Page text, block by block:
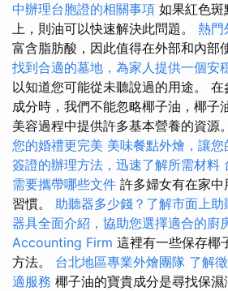
中辦理台胞證的相關事項 如果紅色斑
上，則油可以快速解決此問題。 熱門
富含脂肪酸，因此值得在外部和內部
找到合適的墓地，為家人提供一個安
以知道您可能從未聽說過的用途。
成分時，我們不能忽略椰子油，椰子
美容過程中提供許多基本營養的資源。
您的婚禮更完美 美味餐點外燴，讓
簽證的辦理方法，迅速了解所需材料
需要攜帶哪些文件 許多婦女有在家
習慣。 助聽器多少錢？了解市面上
器具全面介紹，協助您選擇適合的廚
Accounting Firm 這裡有一些保存椰
方法。 台北地區專業外燴團隊 了解
適服務 椰子油的寶貴成分是尋找保濕